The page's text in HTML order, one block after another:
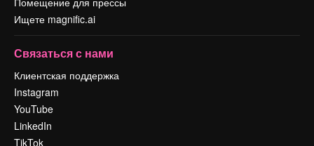
Ищете magnific.ai
Связаться с нами
Клиентская поддержка
Instagram
YouTube
LinkedIn
TikTok